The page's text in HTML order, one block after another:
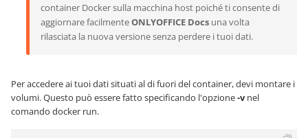
container Docker sulla macchina host poiché ti consente di
aggiornare facilmenteONLYOFFICE Docs una volta
rilasciata la nuova versione senza perdere i tuoi dati.
Per accedere ai tuoi dati situati al di fuori del container, devi montare i
volumi. Questo può essere fatto specificando l'opzione-vnel
comando docker run.